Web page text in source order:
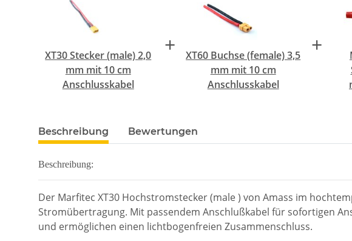
XT30 Stecker (male) 2,0
mm mit 10 cm
Anschlusskabel
+
XT60 Buchse (female) 3,5
mm mit 10 cm
Anschlusskabel
+
Beschreibung Bewertungen
Beschreibung:
Der Marfitec XT30 Hochstromstecker (male ) von Amass im
Stromübertragung. Mit passendem Anschlußkabel für sofortigen
und ermöglichen einen lichtbogenfreien Zusammenschluss.